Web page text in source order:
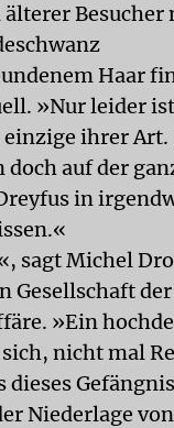
Besucher
Haar
»Nur leider
ihrer Art.
auf der
in
sagt Michel
Gesellschaft der
»Ein
nicht mal
dieses
Niederlage